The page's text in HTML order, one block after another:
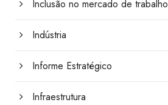
Inclusão no mercado de trabalho
Indústria
Informe Estratégico
Infraestrutura